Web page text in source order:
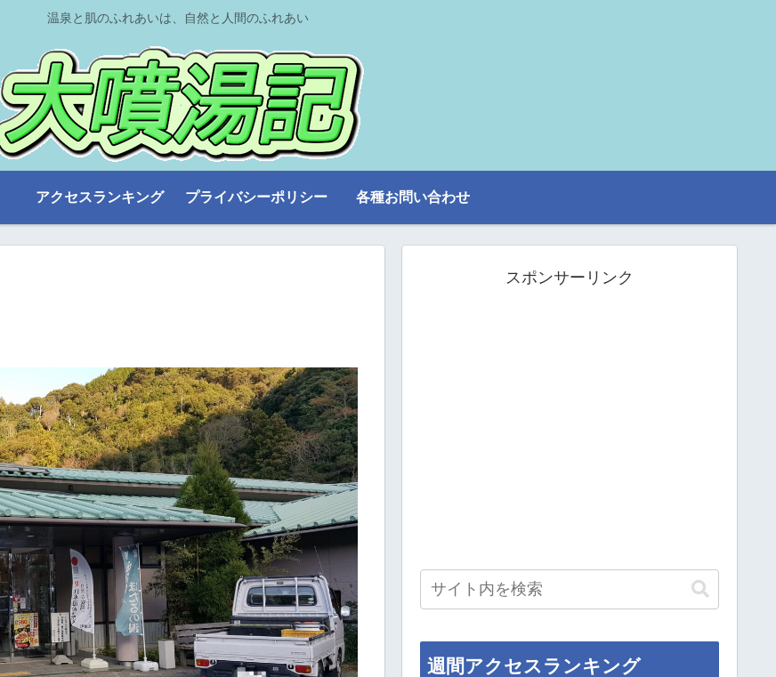
温泉と肌のふれあいは、自然と人間のふれあい
アクセスランキング プライバシーポリシー 各種お問い合わせ
スポンサーリンク
週間アクセスランキング